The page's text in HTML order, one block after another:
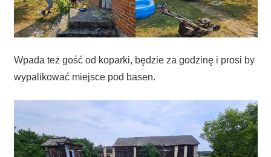
Wpada też gość od koparki, będzie za godzinę i prosi by
wypalikować miejsce pod basen.